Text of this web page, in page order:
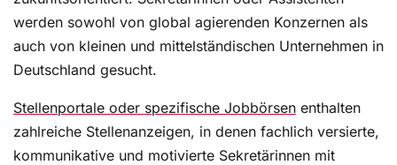
werden sowohl von global agierenden Konzernen als
auch von kleinen und mittelständischen Unternehmen in
Deutschland gesucht.
Stellenportale oder spezifische Jobbörsen enthalten
zahlreiche Stellenanzeigen, in denen fachlich versierte,
kommunikative und motivierte Sekretärinnen mit